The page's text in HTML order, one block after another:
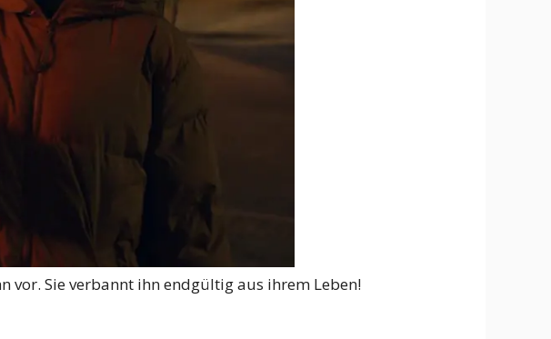
vor. Sie verbannt ihn endgültig aus ihrem Leben!